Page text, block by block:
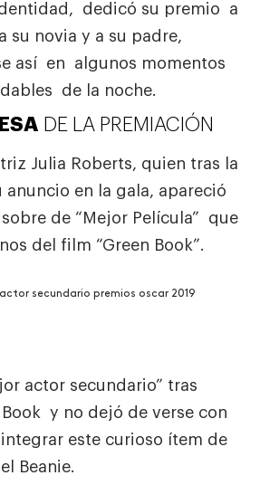
dedicó su premio a
su novia y a su padre,
así en algunos momentos
de la noche.
DE LA PREMIACIÓN
Julia Roberts, quien tras la
anuncio en la gala, apareció
de “Mejor Película” que
del film “Green Book”.
actor secundario” tras
y no dejó de verse con
este curioso ítem de
Beanie.